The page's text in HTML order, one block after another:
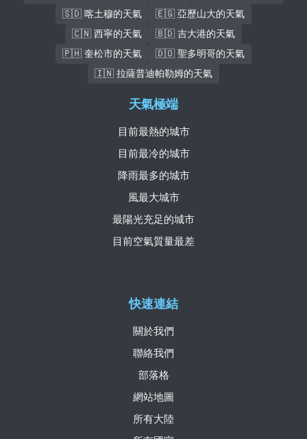
🇸🇩 喀土穆的天氣
🇪🇬 亞歷山大的天氣
🇨🇳 西寧的天氣
🇧🇩 吉大港的天氣
🇵🇭 奎松市的天氣
🇩🇴 聖多明哥的天氣
🇮🇳 拉薩普迪帕勒姆的天氣
快速連結
關於我們
聯絡我們
部落格
網站地圖
所有大陸
天氣極端
目前最熱的城市
目前最冷的城市
降雨最多的城市
風最大城市
最陽光充足的城市
目前空氣質量最差